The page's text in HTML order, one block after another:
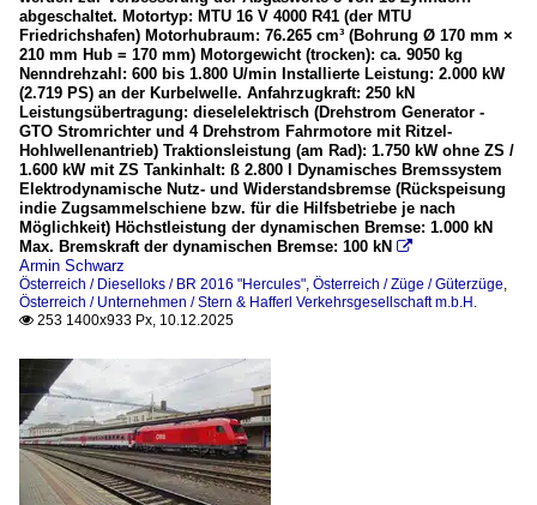
abgeschaltet. Motortyp: MTU 16 V 4000 R41 (der MTU
Friedrichshafen) Motorhubraum: 76.265 cm³ (Bohrung Ø 170 mm ×
210 mm Hub = 170 mm) Motorgewicht (trocken): ca. 9050 kg
Nenndrehzahl: 600 bis 1.800 U/min Installierte Leistung: 2.000 kW
(2.719 PS) an der Kurbelwelle. Anfahrzugkraft: 250 kN
Leistungsübertragung: dieselelektrisch (Drehstrom Generator -
GTO Stromrichter und 4 Drehstrom Fahrmotore mit Ritzel-
Hohlwellenantrieb) Traktionsleistung (am Rad): 1.750 kW ohne ZS /
1.600 kW mit ZS Tankinhalt: ß 2.800 l Dynamisches Bremssystem
Elektrodynamische Nutz- und Widerstandsbremse (Rückspeisung
indie Zugsammelschiene bzw. für die Hilfsbetriebe je nach
Möglichkeit) Höchstleistung der dynamischen Bremse: 1.000 kN
Max. Bremskraft der dynamischen Bremse: 100 kN 
Armin Schwarz
Österreich / Dieselloks / BR 2016 "Hercules", Österreich / Züge / Güterzüge,
Österreich / Unternehmen / Stern & Hafferl Verkehrsgesellschaft m.b.H.
 253 1400x933 Px, 10.12.2025